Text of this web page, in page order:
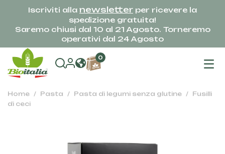
Iscriviti alla newsletter per ricevere la
spedizione gratuita!
Saremo chiusi dal 10 al 21 Agosto. Torneremo
operativi dal 24 Agosto
0
Home Pasta Pasta di legumi senza glutine
Fusilli
di ceci